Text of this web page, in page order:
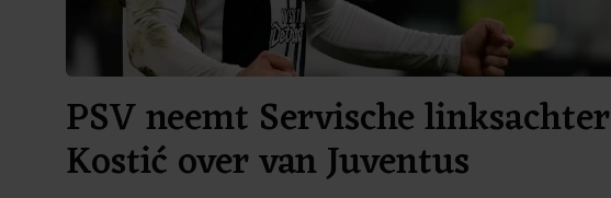
PSV neemt Servische linksachter
Kostić over van Juventus